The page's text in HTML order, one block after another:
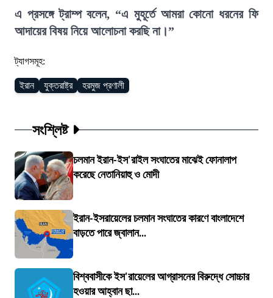
এ প্রসঙ্গে ট্রাম্প বলেন, “এ মুহূর্তে আমরা কোনো ধরনের ফি
আদায়ের বিষয় নিয়ে আলোচনা করছি না।”
ট্যাগসমূহ:
ইরান যুক্তরাষ্ট্র হরমুজ প্রণালী
সংশ্লিষ্ট
চলমান ইরান-ইস'রাইল সংঘাতের মাঝেই ফোনালাপ
করেছে নেতানিয়াহু ও মোদী
ইরান-ইসরায়েলের চলমান সংঘাতের কারণে বাংলাদেশে
বাড়তে পারে জ্বালান...
বিশ্ববাসীকে ইস'রায়েলের আগ্রাসনের বিরুদ্ধে সোচ্চার
হওয়ার আহ্বান ছা...